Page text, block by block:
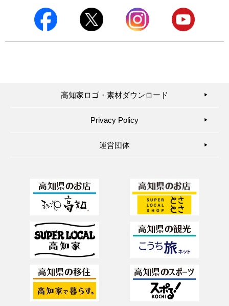
高知家ロゴ・素材ダウンロード ▶︎
Privacy Policy ▶︎
運営団体 ▶︎